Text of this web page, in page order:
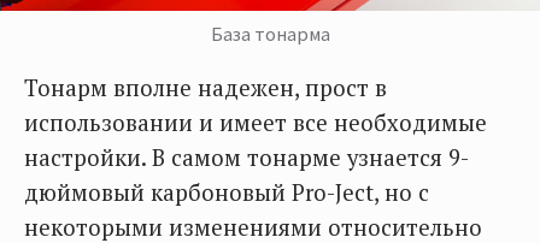
База тонарма
Тонарм вполне надежен, прост в
использовании и имеет все необходимые
настройки. В самом тонарме узнается 9-
дюймовый карбоновый Pro-Ject, но с
некоторыми изменениями относительно